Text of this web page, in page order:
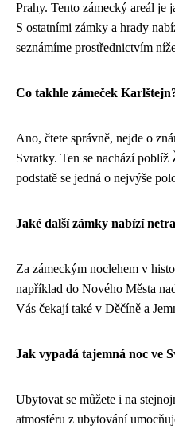
Prahy. Tento zámecký areál je
S ostatními zámky a hrady
seznámíme prostřednictvím
Co takhle zámeček
Ano, čtete správně, nejde o
Svratky. Ten se nachází poblíž
podstatě se jedná o nejvýše
Jaké další zámky nabízí
Za zámeckým noclehem v
například do Nového Města
Vás čekají také v Děčíně a
Jak vypadá tajemná noc ve
Ubytovat se můžete i na
atmosféru z ubytování